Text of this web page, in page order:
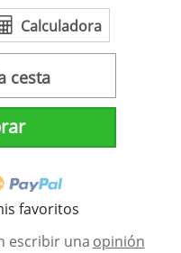
Calculadora
cesta
favoritos
escribir una opinión